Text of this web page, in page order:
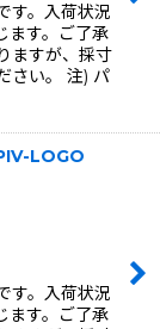
す。入荷状況
ます。ご了承
ますが、採寸
さい。 注) パ
LOGO
す。入荷状況
ます。ご了承